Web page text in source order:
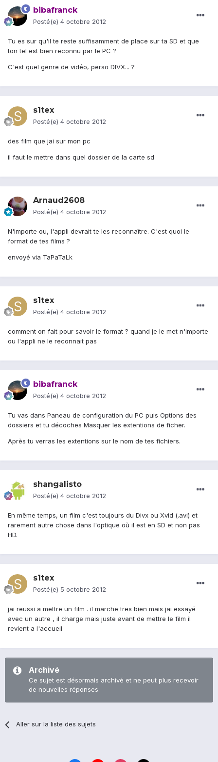
bibafranck
Posté(e) 4 octobre 2012
Tu es sur qu'il te reste suffisamment de place sur ta SD et que
ton tel est bien reconnu par le PC ?
C'est quel genre de vidéo, perso DIVX... ?
s1tex
Posté(e) 4 octobre 2012
des film que jai sur mon pc
il faut le mettre dans quel dossier de la carte sd
Arnaud2608
Posté(e) 4 octobre 2012
N'importe ou, l'appli devrait te les reconnaître. C'est quoi le
format de tes films ?
envoyé via TaPaTaLk
s1tex
Posté(e) 4 octobre 2012
comment on fait pour savoir le format ? quand je le met n'importe
ou l'appli ne le reconnait pas
bibafranck
Posté(e) 4 octobre 2012
Tu vas dans Paneau de configuration du PC puis Options des
dossiers et tu décoches Masquer les extentions de ficher.
Après tu verras les extentions sur le nom de tes fichiers.
shangalisto
Posté(e) 4 octobre 2012
En même temps, un film c'est toujours du Divx ou Xvid (.avi) et
rarement autre chose dans l'optique où il est en SD et non pas
HD.
s1tex
Posté(e) 5 octobre 2012
jai reussi a mettre un film . il marche tres bien mais jai essayé
avec un autre , il charge mais juste avant de mettre le film il
revient a l'accueil
Archivé
Ce sujet est désormais archivé et ne peut plus recevoir
de nouvelles réponses.
Aller sur la liste des sujets